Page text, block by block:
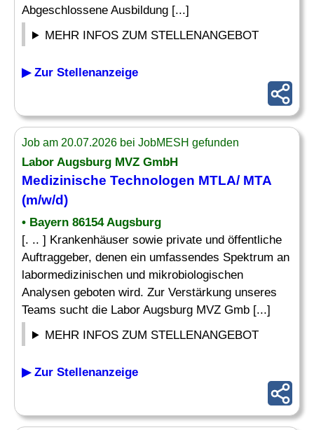
Abgeschlossene Ausbildung [...]
MEHR INFOS ZUM STELLENANGEBOT
▶ Zur Stellenanzeige
Job am 20.07.2026 bei JobMESH gefunden
Labor Augsburg MVZ GmbH
Medizinische Technologen MTLA/ MTA
(m/w/d)
• Bayern 86154 Augsburg
[. .. ] Krankenhäuser sowie private und öffentliche
Auftraggeber, denen ein umfassendes Spektrum an
labormedizinischen und mikrobiologischen
Analysen geboten wird. Zur Verstärkung unseres
Teams sucht die Labor Augsburg MVZ Gmb [...]
MEHR INFOS ZUM STELLENANGEBOT
▶ Zur Stellenanzeige